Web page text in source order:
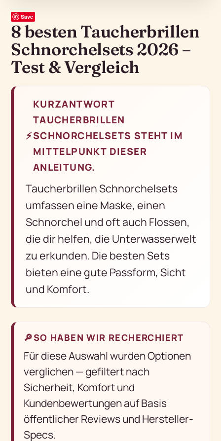
Save
8 besten Taucherbrillen
Schnorchelsets 2026 –
Test & Vergleich
⚡
KURZANTWORT
TAUCHERBRILLEN
SCHNORCHELSETS STEHT IM
MITTELPUNKT DIESER
ANLEITUNG.
Taucherbrillen Schnorchelsets
umfassen eine Maske, einen
Schnorchel und oft auch Flossen,
die dir helfen, die Unterwasserwelt
zu erkunden. Die besten Sets
bieten eine gute Passform, Sicht
und Komfort.
🔎SO HABEN WIR RECHERCHIERT
Für diese Auswahl wurden Optionen
verglichen — gefiltert nach
Sicherheit, Komfort und
Kundenbewertungen auf Basis
öffentlicher Reviews und Hersteller-
Specs.